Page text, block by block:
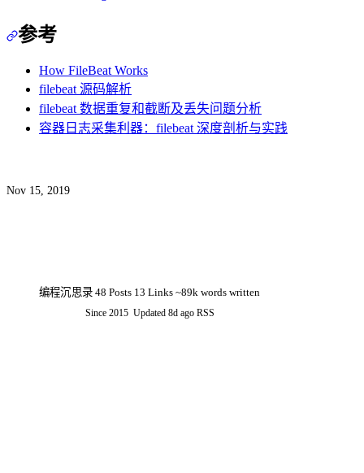
参考
How FileBeat Works
filebeat 源码解析
filebeat 数据重复和截断及丢失问题分析
容器日志采集利器：filebeat 深度剖析与实践
Nov 15, 2019
编程沉思录 48 Posts 13 Links ~89k words written
Since 2015 Updated 8d ago RSS